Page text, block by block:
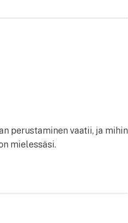
perustaminen vaatii, ja mihin
mielessäsi.